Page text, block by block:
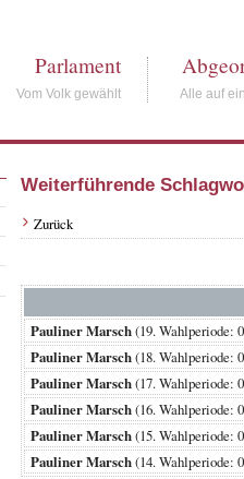
Parlament
Vom Volk gewählt Alle auf
Weiterführende
Zurück
Pauliner Marsch(19.
Pauliner Marsch(18.
Pauliner Marsch(17.
Pauliner Marsch(16.
Pauliner Marsch(15.
Pauliner Marsch(14.